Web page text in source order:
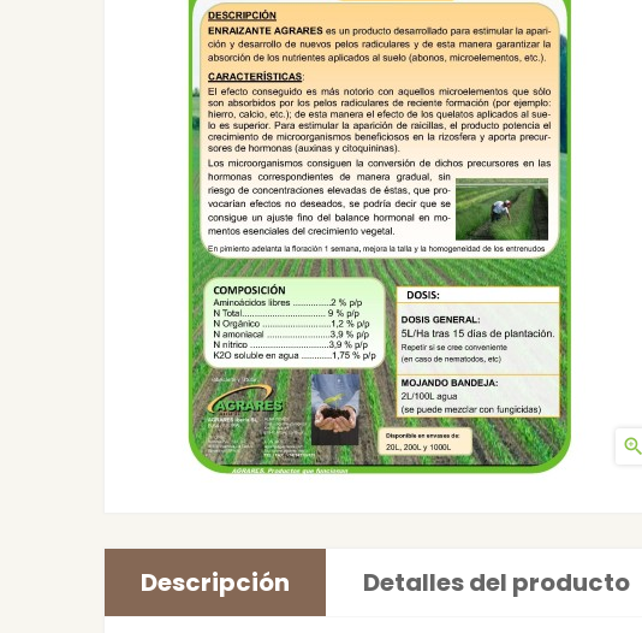

Descripción Detalles del producto